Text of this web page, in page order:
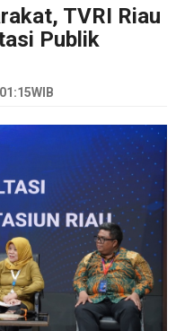
TVRI Riau
Publik
WIB